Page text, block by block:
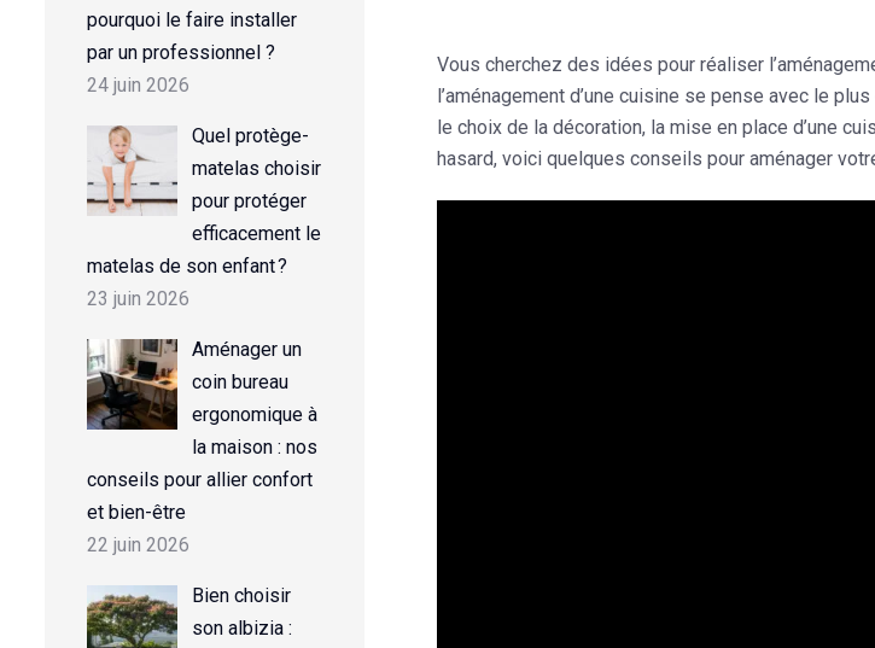
pourquoi le faire installer
par un professionnel ?
24 juin 2026
Quel protège-
matelas choisir
pour protéger
efficacement le
matelas de son enfant ?
23 juin 2026
Aménager un
coin bureau
ergonomique à
la maison : nos
conseils pour allier confort
et bien-être
22 juin 2026
Bien choisir
son albizia :
Vous cherchez des idées pour réaliser
l’aménagement d’une cuisine se pense avec le
le choix de la décoration, la mise en place d’une
hasard, voici quelques conseils pour aménager